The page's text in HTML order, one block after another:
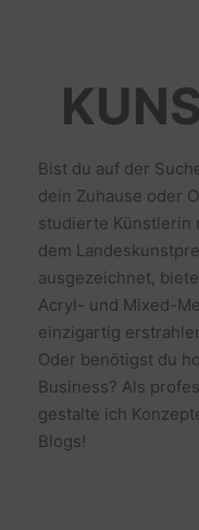
Bist du auf der
dein Zuhause oder
studierte Künstlerin
dem
ausgezeichnet,
Acryl- und Mixed-
einzigartig
Oder benötigst du
Business? Als
gestalte ich
Blogs!